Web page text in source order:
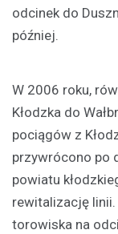
odcinek do
później.
W 2006 roku,
Kłodzka do
pociągów z
przywrócono po
powiatu
rewitalizację
torowiska na